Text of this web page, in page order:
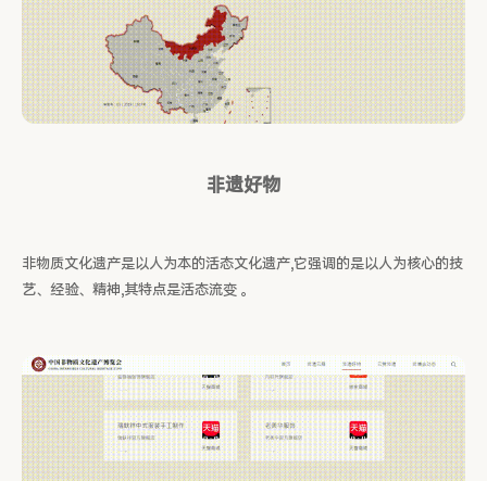
非遗好物
非物质文化遗产是以人为本的活态文化遗产,它强调的是以人为核心的技
艺、经验、精神,其特点是活态流变 。